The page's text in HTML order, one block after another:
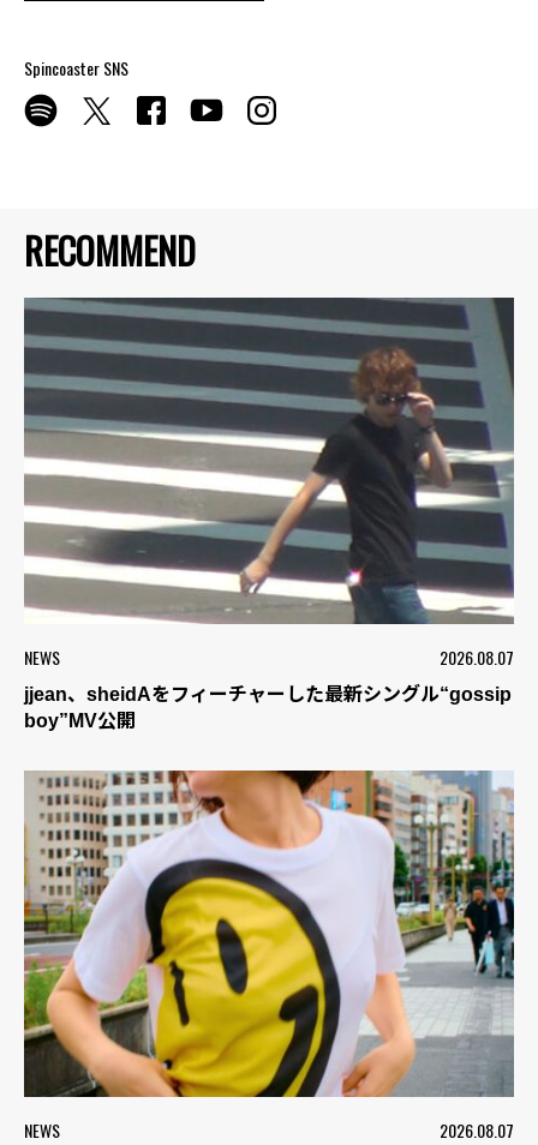
RECOMMEND
NEWS 2026.08.07
jjean、sheidAをフィーチャーした最新シングル“gossip
boy”MV公開
NEWS 2026.08.07
Spincoaster SNS